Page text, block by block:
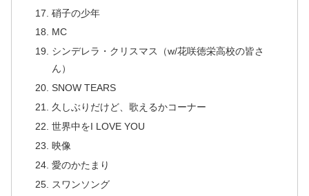
硝子の少年
MC
シンデレラ・クリスマス（w/花咲徳栄高校の皆さ
ん）
SNOW TEARS
久しぶりだけど、歌えるかコーナー
世界中をI LOVE YOU
映像
愛のかたまり
スワンソング